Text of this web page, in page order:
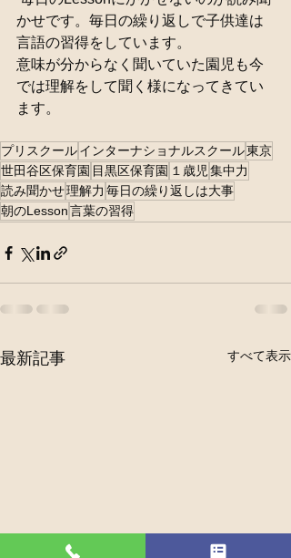
かせです。毎日の繰り返しで子供達は
言語の習得をしています。
意味が分からなく聞いていた園児も今
では理解をして聞く様になってきてい
ます。
プリスクールインターナショナルスクール東京
世田谷区保育園 目黒区保育園 １歳児 集中力
読み聞かせ理解力 毎日の繰り返しは大事
朝のLesson言葉の習得
最新記事 すべて表示